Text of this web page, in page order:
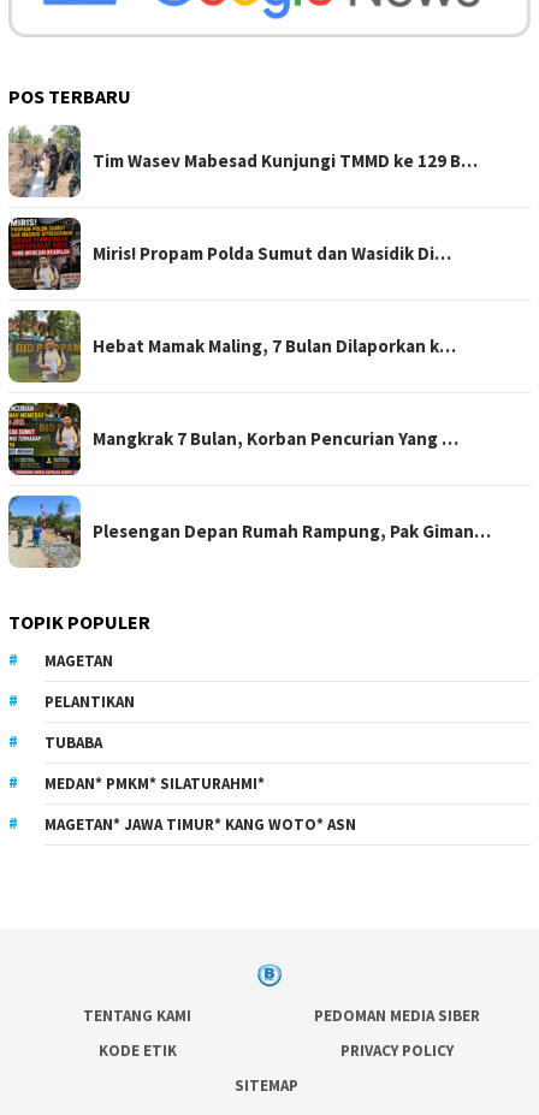
POS TERBARU
Tim Wasev Mabesad Kunjungi TMMD ke 129 B…
Miris! Propam Polda Sumut dan Wasidik Di…
Hebat Mamak Maling, 7 Bulan Dilaporkan k…
Mangkrak 7 Bulan, Korban Pencurian Yang …
Plesengan Depan Rumah Rampung, Pak Giman…
TOPIK POPULER
MAGETAN
PELANTIKAN
TUBABA
MEDAN* PMKM* SILATURAHMI*
MAGETAN* JAWA TIMUR* KANG WOTO* ASN
TENTANG KAMI
PEDOMAN MEDIA SIBER
KODE ETIK
PRIVACY POLICY
SITEMAP